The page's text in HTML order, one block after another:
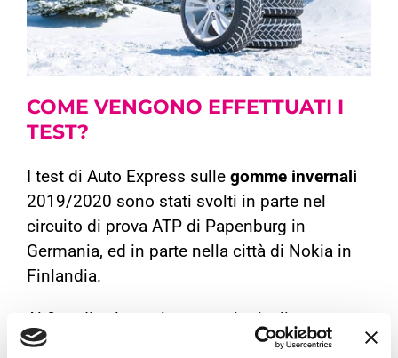
COME VENGONO EFFETTUATI I
TEST?
I test di Auto Express sulle gomme invernali
2019/2020 sono stati svolti in parte nel
circuito di prova ATP di Papenburg in
Germania, ed in parte nella città di Nokia in
Finlandia.
Al fine di valutare le prestazioni, gli
pneumatici
vengono testati su diverse